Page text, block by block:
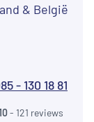
& België
- 130 18 81
- 121 reviews